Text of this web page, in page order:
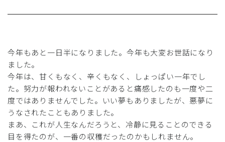
今年もあと一日半になりました。今年も大変お世話になり
ました。
今年は、甘くもなく、辛くもなく、しょっぱい一年でし
た。努力が報われないことがあると痛感したのも一度や二
度ではありませんでした。いい夢もありましたが、悪夢に
うなされたこともありました。
まあ、これが人生なんだろうと、冷静に見ることのできる
目を得たのが、一番の収穫だったのかもしれません。